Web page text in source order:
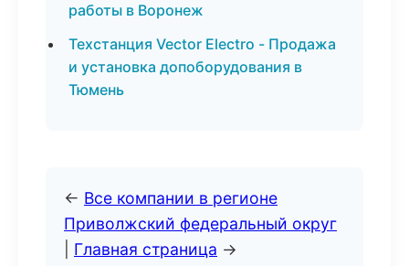
работы в Воронеж
Техстанция Vector Electro - Продажа
и установка допоборудования в
Тюмень
← Все компании в регионе
Приволжский федеральный округ
Главная страница →